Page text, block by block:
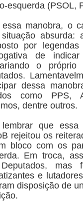
esquerda (PSOL,
essa manobra, o
absurda:
por
de
o
dessa
como PPS,
dentre outros.
lembrar que
rejeitou os
bloco com os
Em troca,
mas
e
disposição de